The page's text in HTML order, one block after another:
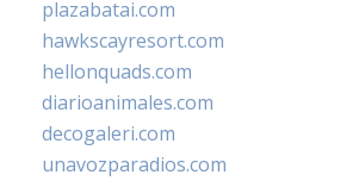
plazabatai.com
hawkscayresort.com
hellonquads.com
diarioanimales.com
decogaleri.com
unavozparadios.com